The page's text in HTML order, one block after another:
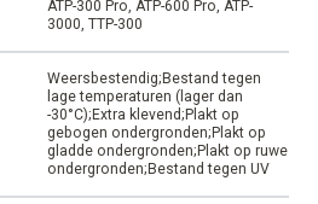
ATP-300 Pro, ATP-600 Pro, ATP-
3000, TTP-300
Weersbestendig;Bestand tegen
lage temperaturen (lager dan
-30°C);Extra klevend;Plakt op
gebogen ondergronden;Plakt op
gladde ondergronden;Plakt op ruwe
ondergronden;Bestand tegen UV